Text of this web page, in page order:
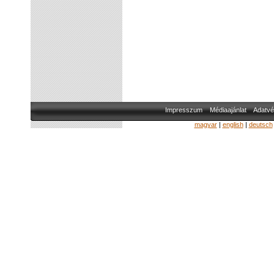
Impresszum Médiaajánlat
magyar| english| deutsch